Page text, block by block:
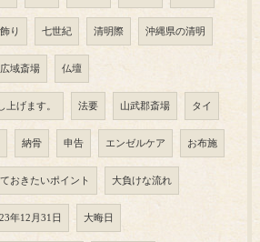
り 七世紀 清明際 沖縄県の清明
域斎場 仏壇
上げます。 法要 山武郡斎場 タイ
納骨 申告 エンゼルケア お布施
おきたいポイント 大負けな流れ
年12月31日 大晦日